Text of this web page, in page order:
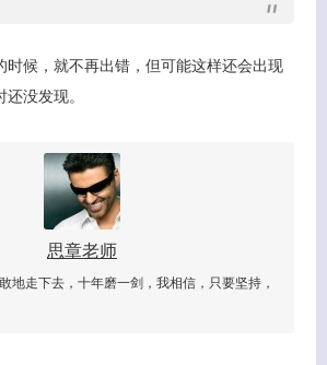
时候，就不再出错，但可能这样还会出现
没发现。
思章老师
地走下去，十年磨一剑，我相信，只要坚持，